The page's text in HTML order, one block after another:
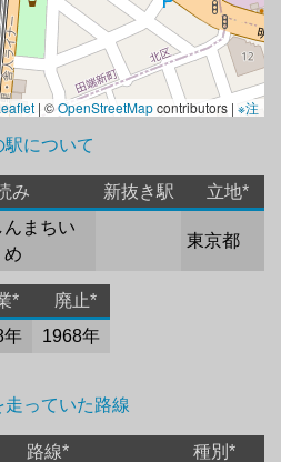
| ©OpenStreetMapcontributors | ※注
駅について
み 新抜き駅
立地*
んまちい
め
東京都
*
廃止*
年
1968年
走っていた路線
路線*
種別*